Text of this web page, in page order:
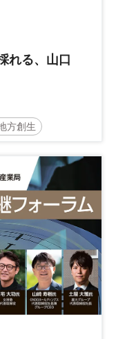
れる、山口
方創生